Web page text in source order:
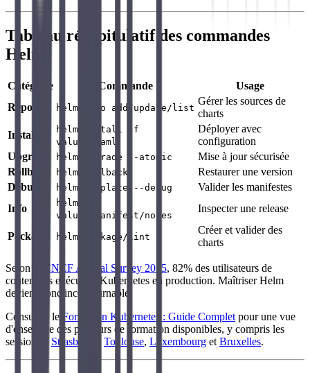
Tableau récapitulatif des commandes
Helm
Catégorie Commande
Usage
Repos
helm repo add/update/list
Gérer les sources de
charts
Install
helm install -f
values.yaml
Déployer avec
configuration
Upgrade
helm upgrade --atomic
Mise à jour sécurisée
Rollback
helm rollback
Restaurer une version
Debug
helm template --debug
Valider les manifestes
Info
helm get
values/manifest/notes
Inspecter une release
Package helm package/lint
Créer et valider des
charts
Selon le CNCF Annual Survey 2025, 82% des utilisateurs de
conteneurs exécutent Kubernetes en production. Maîtriser Helm
devient donc incontournable.
Consultez le Formation Kubernetes : Guide Complet pour une vue
d'ensemble des parcours de formation disponibles, y compris les
sessions à Strasbourg Toulouse, Luxembourg et Bruxelles.